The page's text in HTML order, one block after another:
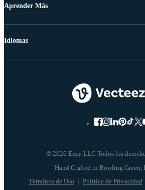
Aprender Más
© 2026 Eezy LLC Todos los
Términos de Uso Política de Privacidad
Idiomas